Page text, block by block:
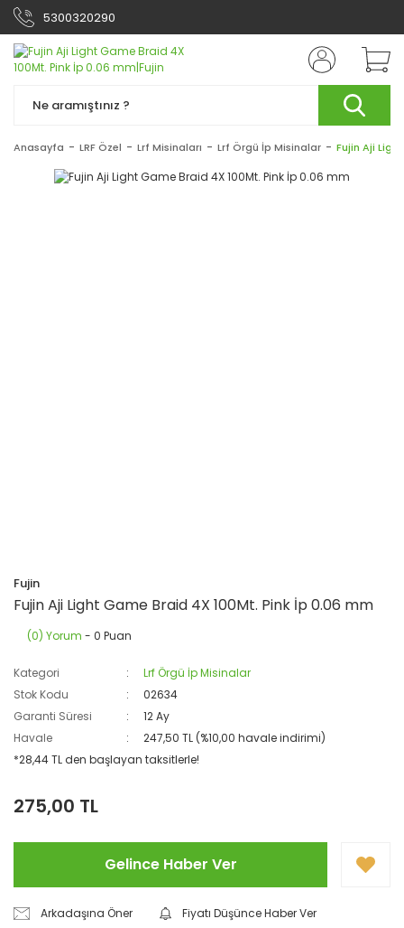
5300320290
Anasayfa LRF Özel Lrf Misinaları Lrf Örgü İp Misinalar Fujin Aji
Fujin
Fujin Aji Light Game Braid 4X 100Mt. Pink İp 0.06 mm
(0) Yorum - 0 Puan
Kategori
Lrf Örgü İp Misinalar
Stok Kodu
02634
Garanti Süresi
12 Ay
Havale
247,50 TL (%10,00 havale indirimi)
*28,44 TL den başlayan taksitlerle!
275,00 TL
Gelince Haber Ver
Arkadaşına Öner
Fiyatı Düşünce Haber Ver